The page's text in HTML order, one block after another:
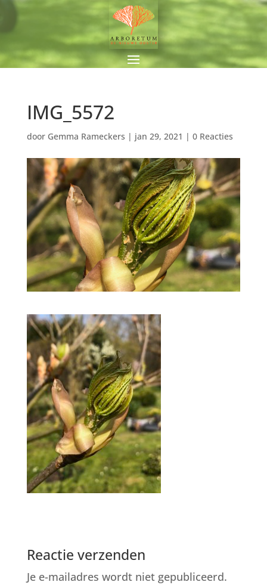
IMG_5572
door Gemma Rameckers | jan 29, 2021 | 0 Reacties
Reactie verzenden
Je e-mailadres wordt niet gepubliceerd.